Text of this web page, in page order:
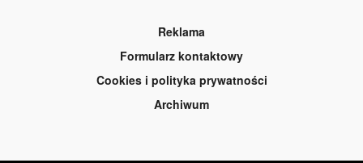
Reklama
Formularz kontaktowy
Cookies i polityka prywatności
Archiwum